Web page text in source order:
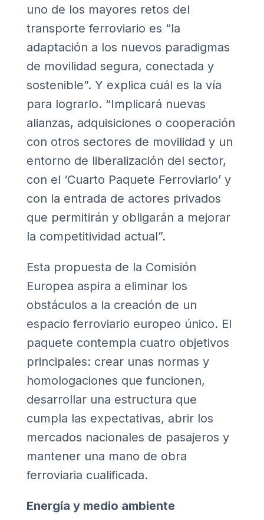
uno de los mayores retos del
transporte ferroviario es “la
adaptación a los nuevos paradigmas
de movilidad segura, conectada y
sostenible”. Y explica cuál es la vía
para lograrlo. “Implicará nuevas
alianzas, adquisiciones o cooperación
con otros sectores de movilidad y un
entorno de liberalización del sector,
con el ‘Cuarto Paquete Ferroviario’y
con la entrada de actores privados
que permitirán y obligarán a mejorar
la competitividad actual”.
Esta propuesta de la Comisión
Europea aspira a eliminar los
obstáculos a la creación de un
espacio ferroviario europeo único. El
paquete contempla cuatro objetivos
principales: crear unas normas y
homologaciones que funcionen,
desarrollar una estructura que
cumpla las expectativas, abrir los
mercados nacionales de pasajeros y
mantener una mano de obra
ferroviaria cualificada.
Energía y medio ambiente